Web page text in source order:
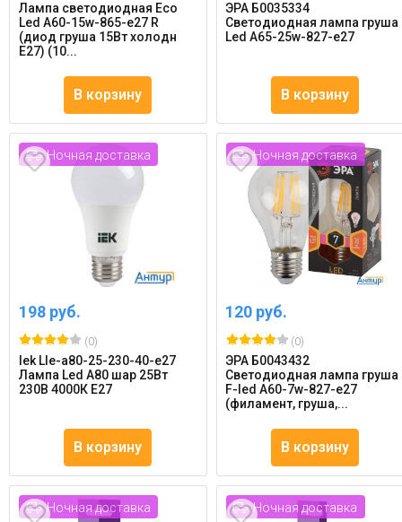
Лампа светодиодная Eco
Led A60-15w-865-e27 R
(диод груша 15Вт холодн
E27) (10...
В корзину
ЭРА Б0035334
Светодиодная лампа груша
Led A65-25w-827-e27
В корзину
Ночная доставка
198 руб.
(0)
Iek Lle-a80-25-230-40-e27
Лампа Led A80 шар 25Вт
230В 4000К E27
В корзину
Ночная доставка
120 руб.
(0)
ЭРА Б0043432
Светодиодная лампа груша
F-led A60-7w-827-e27
(филамент, груша,...
В корзину
Ночная доставка Ночная доставка